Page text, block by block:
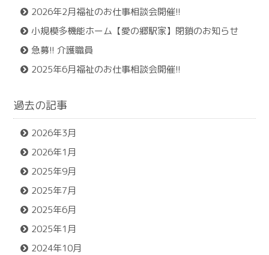
2026年2月福祉のお仕事相談会開催!!
小規模多機能ホーム【愛の郷駅家】閉鎖のお知らせ
急募!! 介護職員
2025年6月福祉のお仕事相談会開催!!
過去の記事
2026年3月
2026年1月
2025年9月
2025年7月
2025年6月
2025年1月
2024年10月